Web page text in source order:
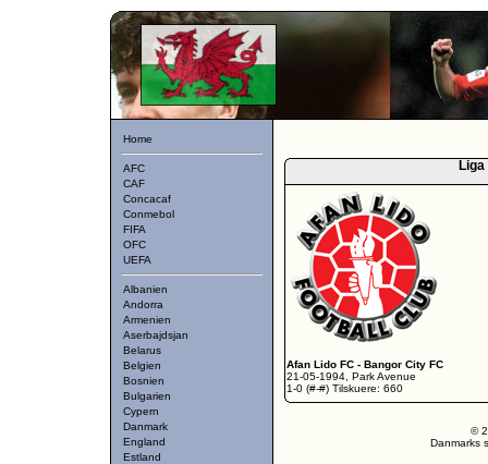
Home
AFC
CAF
Concacaf
Conmebol
FIFA
OFC
UEFA
Albanien
Andorra
Armenien
Aserbajdsjan
Belarus
Belgien
Bosnien
Bulgarien
Cypern
Danmark
England
Estland
Afan Lido FC - Bangor City FC
21-05-1994, Park Avenue
1-0 (#-#) Tilskuere: 660
©
Danmarks